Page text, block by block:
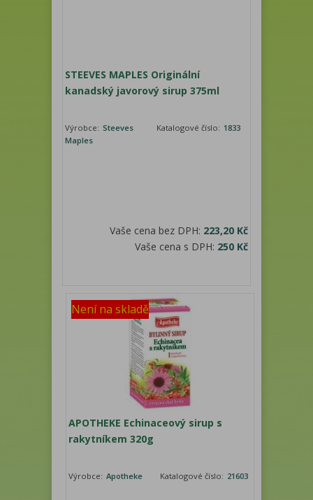
STEEVES MAPLES Originální
kanadský javorový sirup 375ml
Výrobce: Steeves
Maples
Katalogové číslo: 1833
Vaše cena bez DPH: 223,20 Kč
Vaše cena s DPH: 250 Kč
Není na skladě
APOTHEKE Echinaceový sirup s
rakytníkem 320g
Výrobce: Apotheke Katalogové číslo: 21603